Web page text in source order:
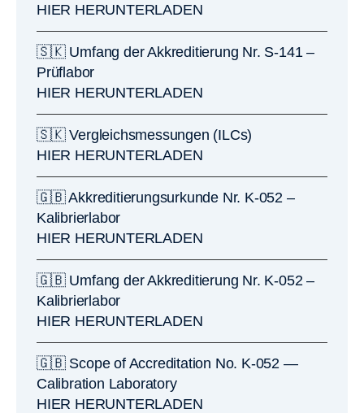
HIER HERUNTERLADEN
🇸🇰 Umfang der Akkreditierung Nr. S-141 –
Prüflabor
HIER HERUNTERLADEN
🇸🇰 Vergleichsmessungen (ILCs)
HIER HERUNTERLADEN
🇬🇧 Akkreditierungsurkunde Nr. K-052 –
Kalibrierlabor
HIER HERUNTERLADEN
🇬🇧 Umfang der Akkreditierung Nr. K-052 –
Kalibrierlabor
HIER HERUNTERLADEN
🇬🇧 Scope of Accreditation No. K-052 —
Calibration Laboratory
HIER HERUNTERLADEN